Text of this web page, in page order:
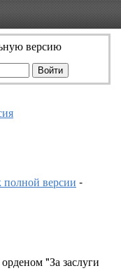
версию
полной версии -
"За заслуги